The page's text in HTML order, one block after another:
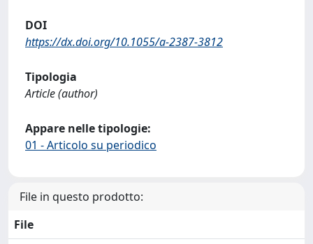
DOI
https://dx.doi.org/10.1055/a-2387-3812
Tipologia
Article (author)
Appare nelle tipologie:
01 - Articolo su periodico
File in questo prodotto:
File